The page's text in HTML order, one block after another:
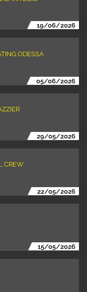
19/06/2026
ODESSA
05/06/2026
29/05/2026
CREW
22/05/2026
15/05/2026